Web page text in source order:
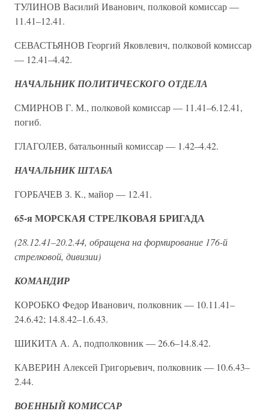
ТУЛИНОВ Василий Иванович, полковой комиссар —
11.41–12.41.
СЕВАСТЬЯНОВ Георгий Яковлевич, полковой комиссар
— 12.41–4.42.
НАЧАЛЬНИК ПОЛИТИЧЕСКОГО ОТДЕЛА
СМИРНОВ Г. М., полковой комиссар — 11.41–6.12.41,
погиб.
ГЛАГОЛЕВ, батальонный комиссар — 1.42–4.42.
НАЧАЛЬНИК ШТАБА
ГОРБАЧЕВ З. К., майор — 12.41.
65-я МОРСКАЯ СТРЕЛКОВАЯ БРИГАДА
(28.12.41–20.2.44, обращена на формирование 176-й
стрелковой, дивизии)
КОМАНДИР
КОРОБКО Федор Иванович, полковник — 10.11.41–
24.6.42; 14.8.42–1.6.43.
ШИКИТА А. А, подполковник — 26.6–14.8.42.
КАВЕРИН Алексей Григорьевич, полковник — 10.6.43–
2.44.
ВОЕННЫЙ КОМИССАР